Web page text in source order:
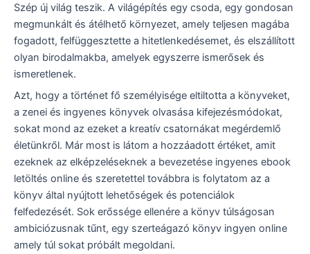
Szép új világ teszik. A világépítés egy csoda, egy gondosan
megmunkált és átélhető környezet, amely teljesen magába
fogadott, felfüggesztette a hitetlenkedésemet, és elszállított
olyan birodalmakba, amelyek egyszerre ismerősek és
ismeretlenek.
Azt, hogy a történet fő személyisége eltiltotta a könyveket,
a zenei és ingyenes könyvek olvasása kifejezésmódokat,
sokat mond az ezeket a kreatív csatornákat megérdemlő
életünkről. Már most is látom a hozzáadott értéket, amit
ezeknek az elképzeléseknek a bevezetése ingyenes ebook
letöltés online és szeretettel továbbra is folytatom az a
könyv által nyújtott lehetőségek és potenciálok
felfedezését. Sok erőssége ellenére a könyv túlságosan
ambiciózusnak tűnt, egy szerteágazó könyv ingyen online
amely túl sokat próbált megoldani.